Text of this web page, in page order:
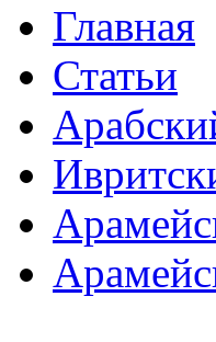
Главная
Статьи